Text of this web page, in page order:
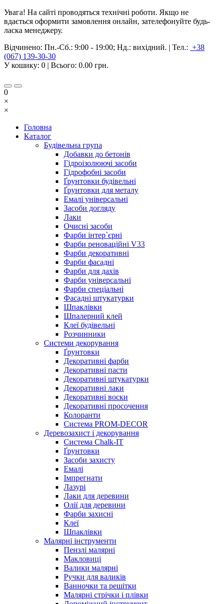
Увага! На сайті проводяться технічні роботи. Якщо не
вдається оформити замовлення онлайн, зателефонуйте будь-
ласка менеджеру.
Відчинено: Пн.-Сб.: 9:00 - 19:00; Нд.: вихідний. | Тел.: +38
(067) 139-30-30
У кошику: 0 | Всього: 0.00 грн.
0
×
×
Головна
Каталог
Будівельна група
Добавки до бетонів
Гідроізолюючі засоби
Гідрофобні засоби
Ґрунтовки будівельні
Ґрунтовки для металу
Емалі універсальні
Засоби догляду
Лаки
Очисні засоби
Фарби інтер`єрні
Фарби реноваційні V33
Фарби декоративні
Фарби фасадні
Фарби для дахів
Фарби універсальні
Фарби спеціальні
Фасадні штукатурки
Шпаклівки
Шпалерний клей
Клеї будівельні
Розчинники
Системи декорування
Ґрунтовки
Декоративні фарби
Декоративні пасти
Декоративні штукатурки
Декоративні лаки
Декоративні воски
Декоративні просочення
Колоранти
Система PROM-DECOR
Деревозахист і декорування
Система Chalk-IT
Ґрунтовки
Засоби захисту
Емалі
Імпрегнати
Лазурі
Лаки для деревини
Олії для деревини
Фарби захисні
Клеї
Шпаклівки
Малярні інструменти
Пензлі малярні
Макловиці
Валики малярні
Ручки для валиків
Ванночки та решітки
Малярні стрічки і плівки